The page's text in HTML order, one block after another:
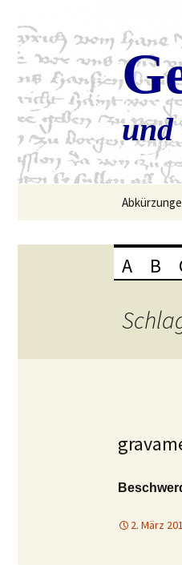
und
A B
2. März